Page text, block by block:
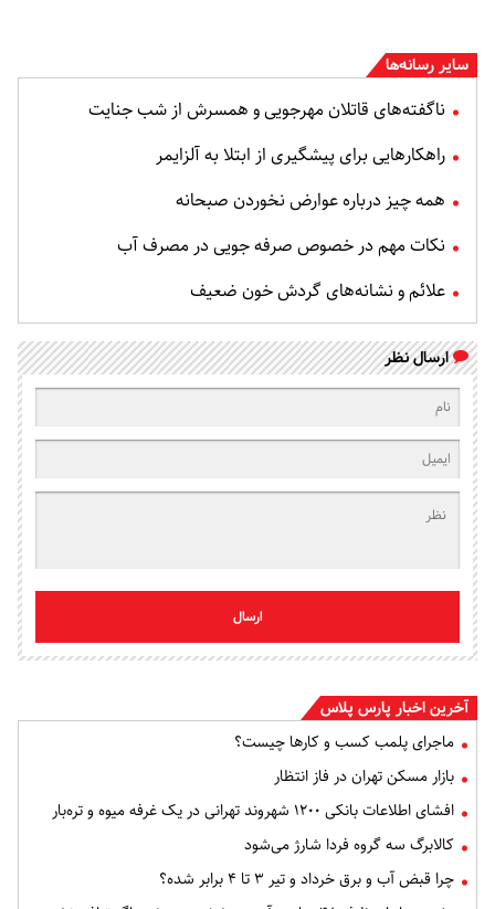
سایر رسانه‌ها
ناگفته‌های قاتلان مهرجویی و همسرش از شب جنایت
راهکارهایی برای پیشگیری از ابتلا به آلزایمر
همه چیز درباره عوارض نخوردن صبحانه
نکات مهم در خصوص صرفه جویی در مصرف آب
علائم و نشانه‌های گردش خون ضعیف
ارسال نظر
ارسال
آخرین اخبار پارس پلاس
ماجرای پلمب کسب و کارها چیست؟
بازار مسکن تهران در فاز انتظار
افشای اطلاعات بانکی ۱۲۰۰ شهروند تهرانی در یک غرفه میوه و تره‌بار
کالابرگ سه گروه فردا شارژ می‌شود
چرا قبض آب و برق خرداد و تیر ۳ تا ۴ برابر شده؟